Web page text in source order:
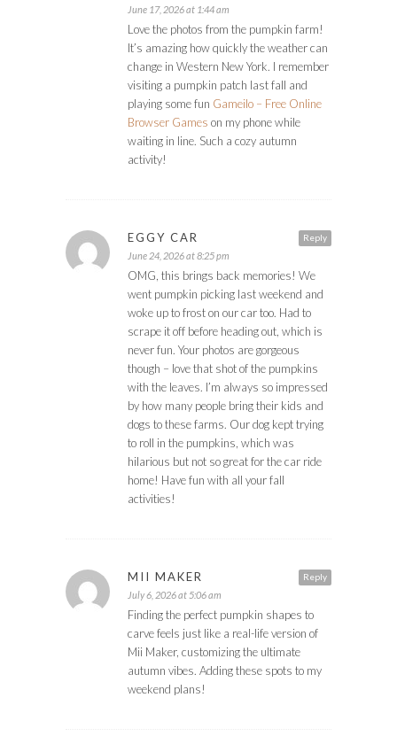
June 17, 2026 at 1:44 am
Love the photos from the pumpkin farm!
It’s amazing how quickly the weather can
change in Western New York. I remember
visiting a pumpkin patch last fall and
playing some fun Gameilo – Free Online
Browser Games on my phone while
waiting in line. Such a cozy autumn
activity!
Reply
EGGY CAR
June 24, 2026 at 8:25 pm
OMG, this brings back memories! We
went pumpkin picking last weekend and
woke up to frost on our car too. Had to
scrape it off before heading out, which is
never fun. Your photos are gorgeous
though – love that shot of the pumpkins
with the leaves. I’m always so impressed
by how many people bring their kids and
dogs to these farms. Our dog kept trying
to roll in the pumpkins, which was
hilarious but not so great for the car ride
home! Have fun with all your fall
activities!
Reply
MII MAKER
July 6, 2026 at 5:06 am
Finding the perfect pumpkin shapes to
carve feels just like a real-life version of
Mii Maker, customizing the ultimate
autumn vibes. Adding these spots to my
weekend plans!